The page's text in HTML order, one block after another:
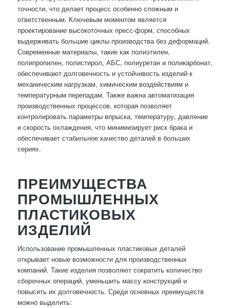
точности, что делает процесс особенно сложным и
ответственным. Ключевым моментом является
проектирование высокоточных пресс-форм, способных
выдерживать большие циклы производства без деформаций.
Современные материалы, такие как полиэтилен,
полипропилен, полистирол, АБС, полиуретан и поликарбонат,
обеспечивают долговечность и устойчивость изделий к
механическим нагрузкам, химическим воздействиям и
температурным перепадам. Также важна автоматизация
производственных процессов, которая позволяет
контролировать параметры впрыска, температуру, давление
и скорость охлаждения, что минимизирует риск брака и
обеспечивает стабильное качество деталей в больших
сериях.
ПРЕИМУЩЕСТВА
ПРОМЫШЛЕННЫХ
ПЛАСТИКОВЫХ
ИЗДЕЛИЙ
Использование промышленных пластиковых деталей
открывает новые возможности для производственных
компаний. Такие изделия позволяют сократить количество
сборочных операций, уменьшить массу конструкций и
повысить их долговечность. Среди основных преимуществ
можно выделить: